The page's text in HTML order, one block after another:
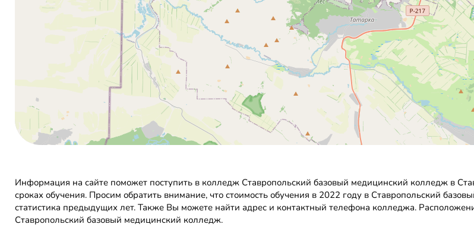
Информация на сайте поможет поступить в колледж Ставропольский базовый медицинский колледж в
сроках обучения. Просим обратить внимание, что стоимость обучения в 2022 году в Ставропольский
статистика предыдущих лет. Также Вы можете найти адрес и контактный телефона колледжа.
Ставропольский базовый медицинский колледж.